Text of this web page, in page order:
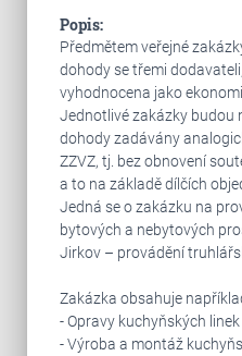
Popis:
Předmětem veřejné
dohody se třemi
vyhodnocena jako
Jednotlivé zakázky budou
dohody zadávány
ZZVZ, tj. bez obnovení
a to na základě dílčích
Jedná se o zakázku na
bytových a nebytových
Jirkov – provádění
Zakázka obsahuje
- Opravy kuchyňských linek
- Výroba a montáž